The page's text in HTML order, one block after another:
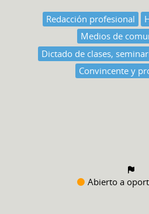
Redacción profesional
Medios de
Dictado de clases,
Convincente y
Abierto a